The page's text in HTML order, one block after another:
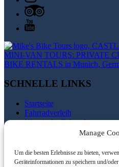
Manage
Um die besten Erlebnisse zu bieten,
Geräteinformationen zu speichern und/
SCHNELLE LINKS
Startseite
Fahrradverleih
Klassische Fahrradtour
Treffpunkte
Bedingungen und